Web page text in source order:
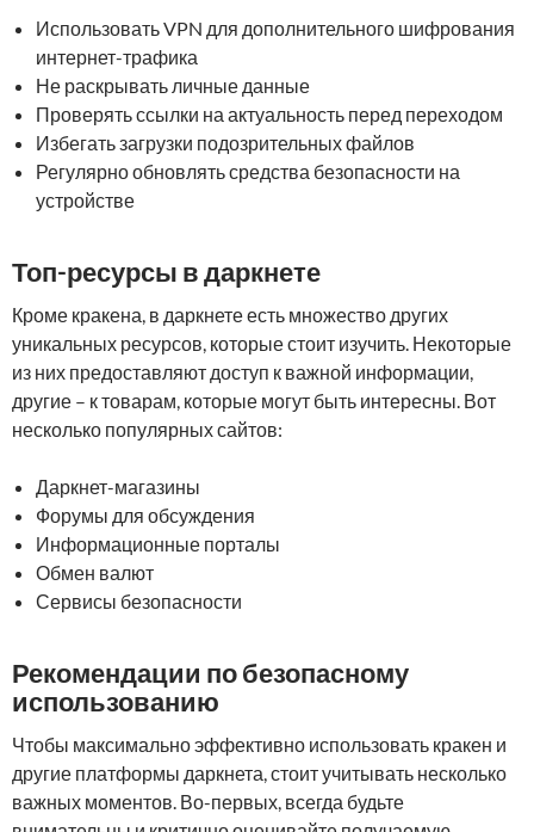
Использовать VPN для дополнительного шифрования
интернет-трафика
Не раскрывать личные данные
Проверять ссылки на актуальность перед переходом
Избегать загрузки подозрительных файлов
Регулярно обновлять средства безопасности на
устройстве
Топ-ресурсы в даркнете
Кроме кракена, в даркнете есть множество других
уникальных ресурсов, которые стоит изучить. Некоторые
из них предоставляют доступ к важной информации,
другие – к товарам, которые могут быть интересны. Вот
несколько популярных сайтов:
Даркнет-магазины
Форумы для обсуждения
Информационные порталы
Обмен валют
Сервисы безопасности
Рекомендации по безопасному
использованию
Чтобы максимально эффективно использовать кракен и
другие платформы даркнета, стоит учитывать несколько
важных моментов. Во-первых, всегда будьте